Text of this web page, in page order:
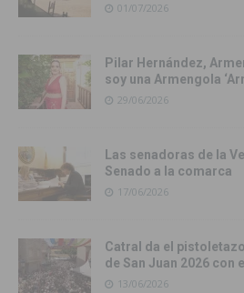
01/07/2026
Pilar Hernández,
soy una Armengola
29/06/2026
Las senadoras de la
Senado a la comarca
17/06/2026
Catral da el
de San Juan 2026 con
13/06/2026